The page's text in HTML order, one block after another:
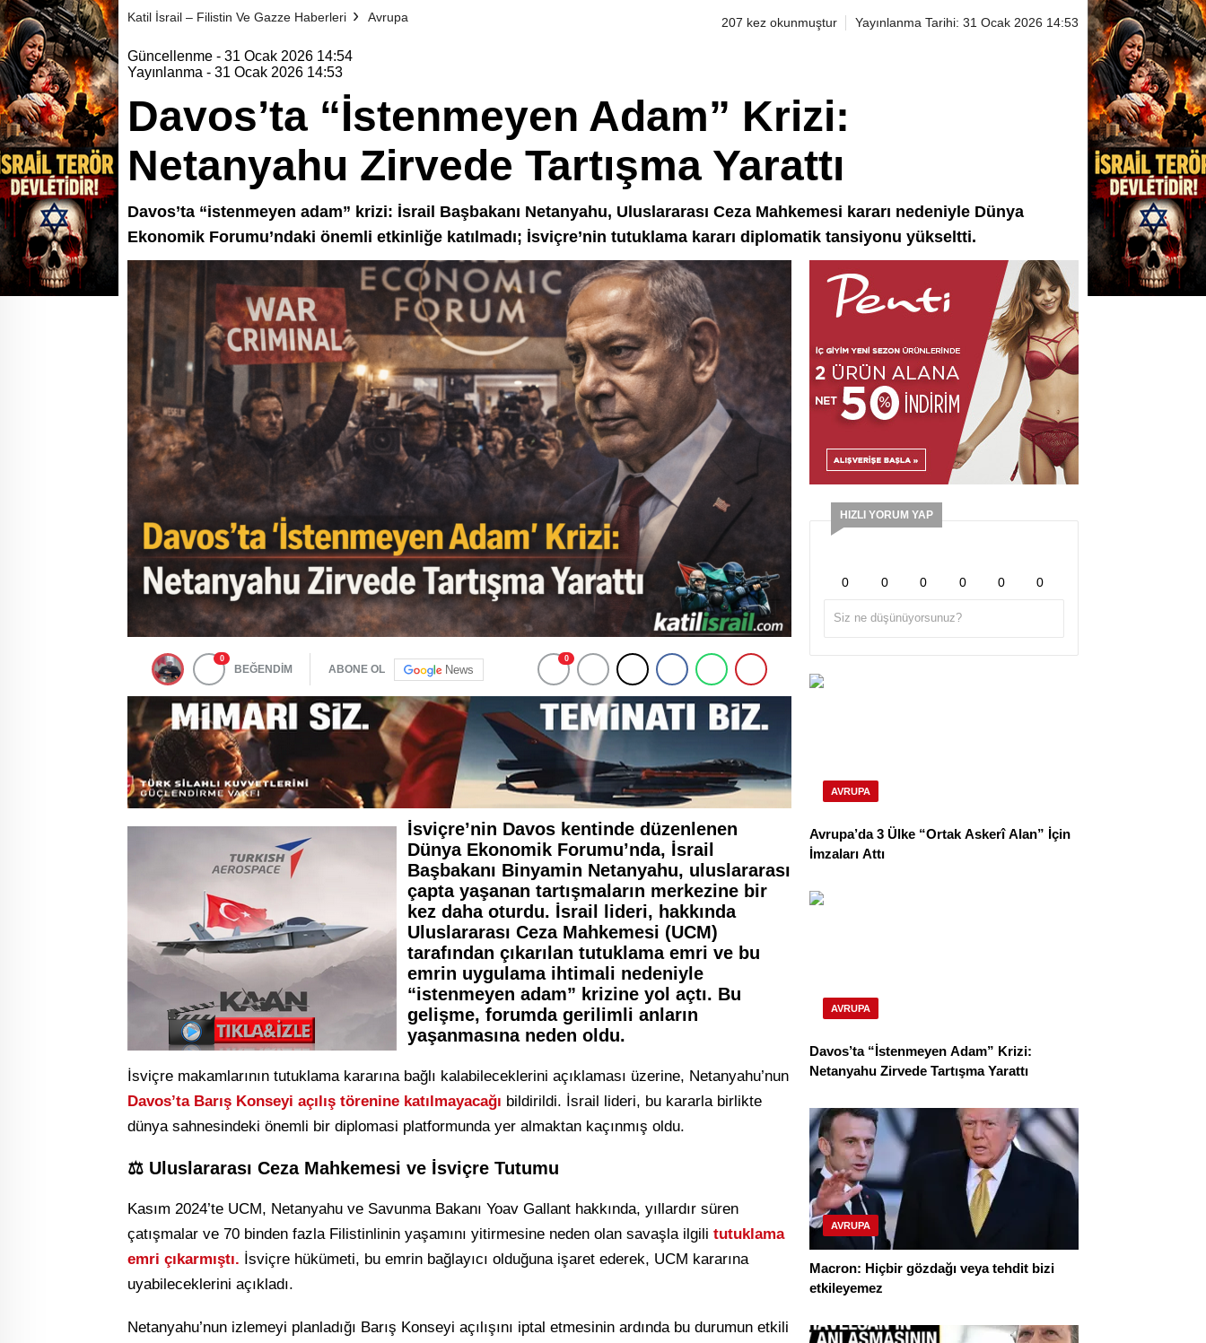
Katil İsrail – Filistin Ve Gazze Haberleri Avrupa 207 kez okunmuştur Yayınlanma Tarihi: 31 Ocak 2026 14:53
Güncellenme - 31 Ocak 2026 14:54
Yayınlanma - 31 Ocak 2026 14:53
Davos’ta “İstenmeyen Adam” Krizi:
Netanyahu Zirvede Tartışma Yarattı
Davos’ta “istenmeyen adam” krizi: İsrail Başbakanı Netanyahu, Uluslararası Ceza Mahkemesi kararı nedeniyle Dünya
Ekonomik Forumu’ndaki önemli etkinliğe katılmadı; İsviçre’nin tutuklama kararı diplomatik tansiyonu yükseltti.
0
BEĞENDİM ABONE OL News
0
İsviçre’nin Davos kentinde düzenlenen
Dünya Ekonomik Forumu’nda, İsrail
Başbakanı Binyamin Netanyahu, uluslararası
çapta yaşanan tartışmaların merkezine bir
kez daha oturdu. İsrail lideri, hakkında
Uluslararası Ceza Mahkemesi (UCM)
tarafından çıkarılan tutuklama emri ve bu
emrin uygulama ihtimali nedeniyle
“istenmeyen adam” krizine yol açtı. Bu
gelişme, forumda gerilimli anların
yaşanmasına neden oldu.
İsviçre makamlarının tutuklama kararına bağlı kalabileceklerini açıklaması üzerine, Netanyahu’nun
Davos’ta Barış Konseyi açılış törenine katılmayacağı bildirildi. İsrail lideri, bu kararla birlikte
dünya sahnesindeki önemli bir diplomasi platformunda yer almaktan kaçınmış oldu.
⚖️ Uluslararası Ceza Mahkemesi ve İsviçre Tutumu
Kasım 2024’te UCM, Netanyahu ve Savunma Bakanı Yoav Gallant hakkında, yıllardır süren
çatışmalar ve 70 binden fazla Filistinlinin yaşamını yitirmesine neden olan savaşla ilgili tutuklama
emri çıkarmıştı. İsviçre hükümeti, bu emrin bağlayıcı olduğuna işaret ederek, UCM kararına
uyabileceklerini açıkladı.
Netanyahu’nun izlemeyi planladığı Barış Konseyi açılışını iptal etmesinin ardında bu durumun etkili
HIZLI YORUM YAP
0 0 0 0 0 0
AVRUPA
Avrupa’da 3 Ülke “Ortak Askerî Alan” İçin
İmzaları Attı
AVRUPA
Davos’ta “İstenmeyen Adam” Krizi:
Netanyahu Zirvede Tartışma Yarattı
AVRUPA
Macron: Hiçbir gözdağı veya tehdit bizi
etkileyemez